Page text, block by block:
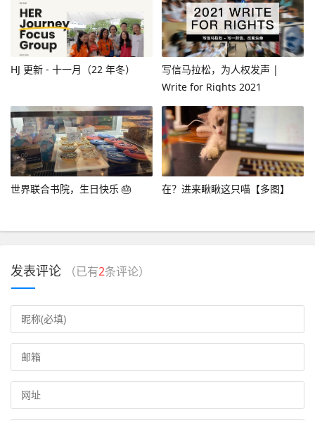
HJ 更新 - 十一月（22 年冬）
写信马拉松，为人权发声 |
Write for Rights 2021
世界联合书院，生日快乐 🎂 在？进来瞅瞅这只喵【多图】
发表评论 （已有2条评论）